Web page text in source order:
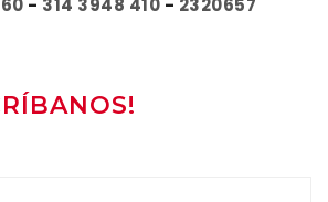
- 314 3948 410 - 2320657